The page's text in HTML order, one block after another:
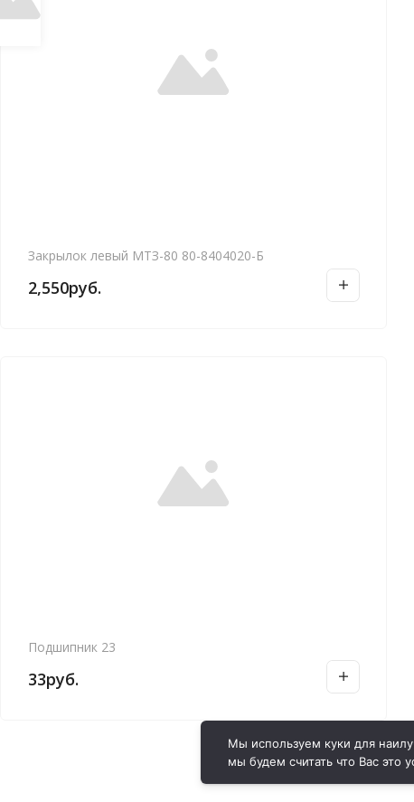
Закрылок левый МТЗ-80 80-8404020-Б
2,550руб.
Подшипник 23
33руб.
Мы используем куки для
мы будем считать что Вас это